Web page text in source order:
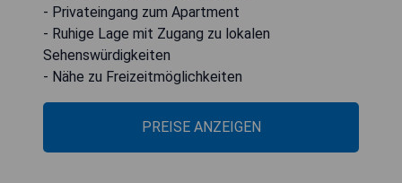
- Privateingang zum Apartment
- Ruhige Lage mit Zugang zu lokalen
Sehenswürdigkeiten
- Nähe zu Freizeitmöglichkeiten
PREISE ANZEIGEN